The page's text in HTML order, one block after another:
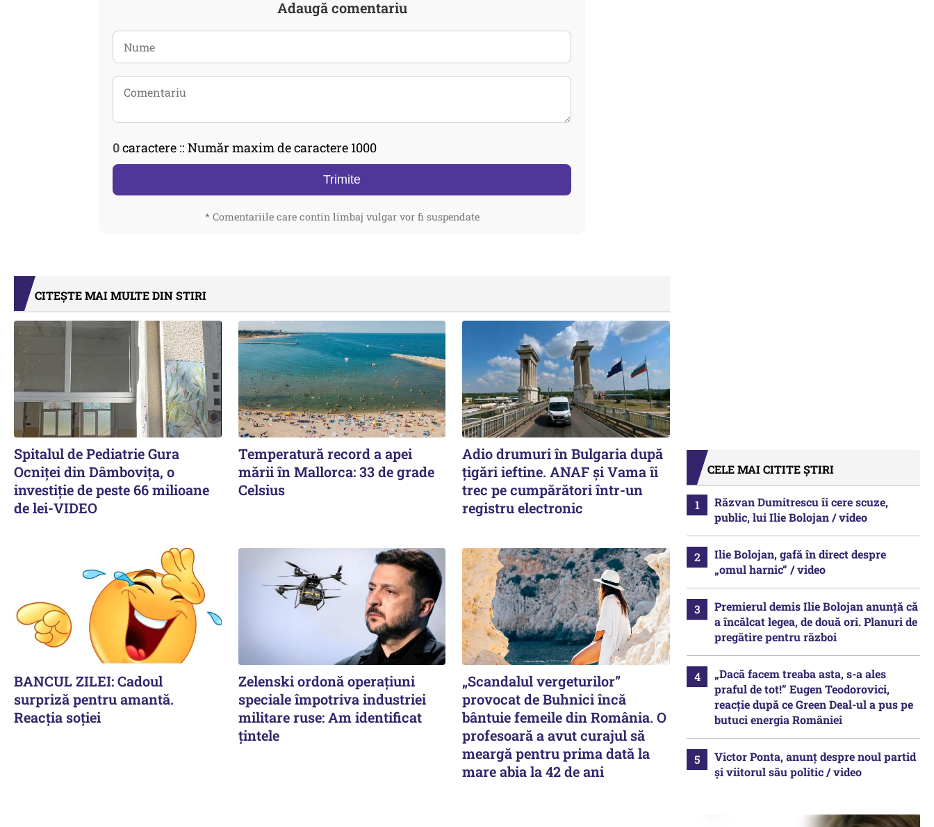
Adaugă comentariu
0caractere :: Număr maxim de caractere 1000
Trimite
* Comentariile care contin limbaj vulgar vor fi suspendate
CITEȘTE MAI MULTE DIN STIRI
Spitalul de Pediatrie Gura
Ocniței din Dâmbovița, o
investiție de peste 66 milioane
de lei-VIDEO
Temperatură record a apei
mării în Mallorca: 33 de grade
Celsius
Adio drumuri în Bulgaria după
țigări ieftine. ANAF și Vama îi
trec pe cumpărători într-un
registru electronic
BANCUL ZILEI: Cadoul
surpriză pentru amantă.
Reacția soției
Zelenski ordonă operațiuni
speciale împotriva industriei
militare ruse: Am identificat
țintele
„Scandalul vergeturilor”
provocat de Buhnici încă
bântuie femeile din România. O
profesoară a avut curajul să
meargă pentru prima dată la
mare abia la 42 de ani
CELE MAI CITITE ȘTIRI
Răzvan Dumitrescu îi cere scuze,
public, lui Ilie Bolojan / video
Ilie Bolojan, gafă în direct despre
„omul harnic“ / video
Premierul demis Ilie Bolojan anunță că
a încălcat legea, de două ori. Planuri de
pregătire pentru război
„Dacă facem treaba asta, s-a ales
praful de tot!” Eugen Teodorovici,
reacție după ce Green Deal-ul a pus pe
butuci energia României
Victor Ponta, anunț despre noul partid
și viitorul său politic / video